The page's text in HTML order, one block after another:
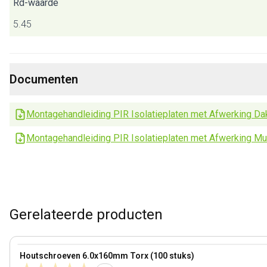
Rd-waarde
5.45
Documenten
Montagehandleiding PIR Isolatieplaten met Afwerking
Montagehandleiding PIR Isolatieplaten met Afwerking
Gerelateerde producten
Houtschroeven 6.0x160mm Torx (100 stuks)
View product